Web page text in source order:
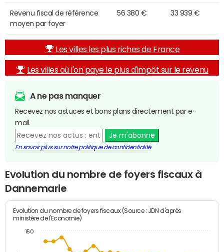
Revenu fiscal de référence
moyen par foyer
56 380 € 33 939 €
Les villes les plus riches de France
Les villes où l'on paye le plus d'impôt sur le revenu
A ne pas manquer
Recevez nos astuces et bons plans directement par e-
mail.
Je m'abonne
En savoir plus sur notre politique de confidentialité
Evolution du nombre de foyers fiscaux à
Dannemarie
Evolution du nombre de foyers fiscaux (Source : JDN d'après
ministère de l'Economie)
150